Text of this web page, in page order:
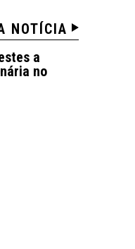
NOTÍCIA
a
no